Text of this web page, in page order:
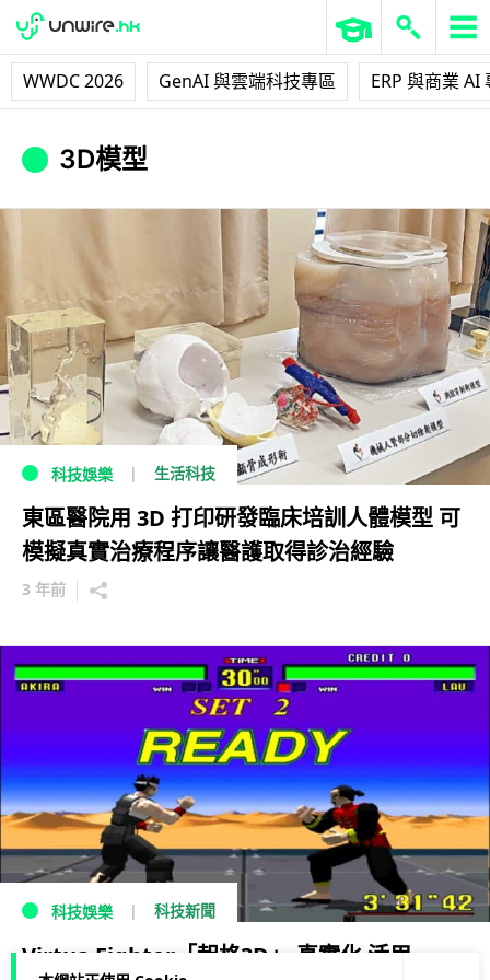
WWDC 2026 GenAI 與雲端科技專區 ERP 與商業 AI
3D模型
科技娛樂 生活科技
東區醫院用 3D 打印研發臨床培訓人體模型 可
模擬真實治療程序讓醫護取得診治經驗
3 年前
科技娛樂 科技新聞
Virtua Fighter「起格3D」 真實化 活用